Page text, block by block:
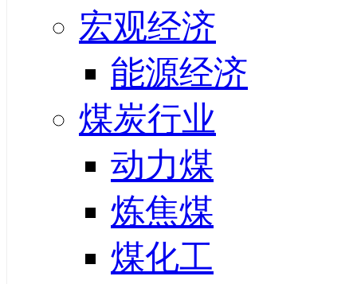
宏观经济
能源经济
煤炭行业
动力煤
炼焦煤
煤化工